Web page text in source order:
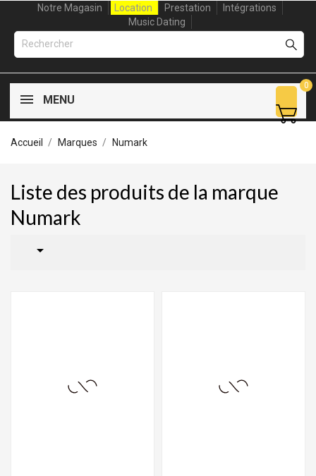
Notre Magasin Location Prestation
Intégrations
Music Dating
MENU
0
Accueil Marques Numark
Liste des produits de la marque
Numark
